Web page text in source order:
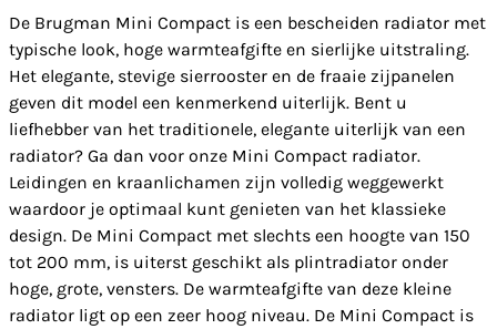
De Brugman Mini Compact is een bescheiden radiator met
typische look, hoge warmteafgifte en sierlijke uitstraling.
Het elegante, stevige sierrooster en de fraaie zijpanelen
geven dit model een kenmerkend uiterlijk. Bent u
liefhebber van het traditionele, elegante uiterlijk van een
radiator? Ga dan voor onze Mini Compact radiator.
Leidingen en kraanlichamen zijn volledig weggewerkt
waardoor je optimaal kunt genieten van het klassieke
design. De Mini Compact met slechts een hoogte van 150
tot 200 mm, is uiterst geschikt als plintradiator onder
hoge, grote, vensters. De warmteafgifte van deze kleine
radiator ligt op een zeer hoog niveau. De Mini Compact is